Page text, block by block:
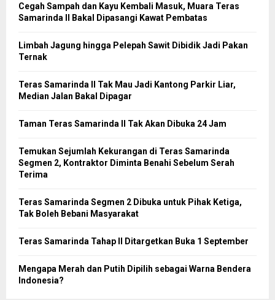
Cegah Sampah dan Kayu Kembali Masuk, Muara Teras
Samarinda II Bakal Dipasangi Kawat Pembatas
Limbah Jagung hingga Pelepah Sawit Dibidik Jadi Pakan
Ternak
Teras Samarinda II Tak Mau Jadi Kantong Parkir Liar,
Median Jalan Bakal Dipagar
Taman Teras Samarinda II Tak Akan Dibuka 24 Jam
Temukan Sejumlah Kekurangan di Teras Samarinda
Segmen 2, Kontraktor Diminta Benahi Sebelum Serah
Terima
Teras Samarinda Segmen 2 Dibuka untuk Pihak Ketiga,
Tak Boleh Bebani Masyarakat
Teras Samarinda Tahap II Ditargetkan Buka 1 September
Mengapa Merah dan Putih Dipilih sebagai Warna Bendera
Indonesia?